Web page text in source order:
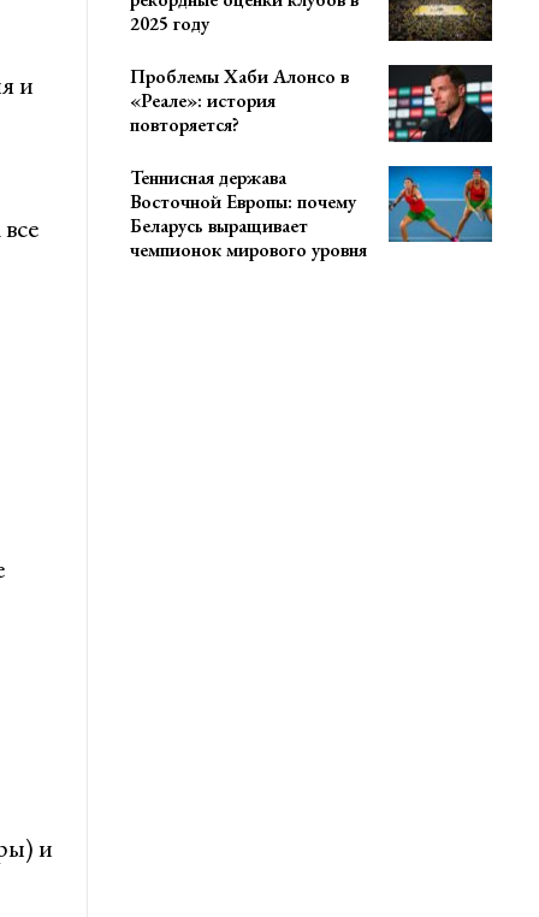
и
и
2025 году
Проблемы Хаби Алонсо в
«Реале»: история
повторяется?
Теннисная держава
Восточной Европы: почему
Беларусь выращивает
чемпионок мирового уровня